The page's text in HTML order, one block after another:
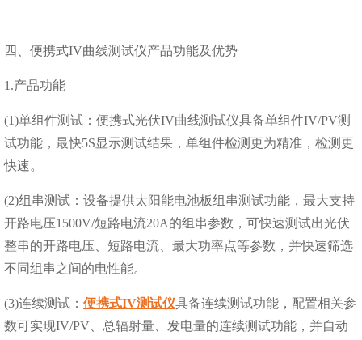
四、便携式IV曲线测试仪产品功能及优势
1.产品功能
(1)单组件测试：便携式光伏IV曲线测试仪具备单组件IV/PV测
试功能，最快5S显示测试结果，单组件检测更为精准，检测更
快速。
(2)组串测试：设备提供太阳能电池板组串测试功能，最大支持
开路电压1500V/短路电流20A的组串参数，可快速测试出光伏
整串的开路电压、短路电流、最大功率点等参数，并快速筛选
不同组串之间的电性能。
(3)连续测试： 便携式IV测试仪具备连续测试功能，配置相关参
数可实现IV/PV、总辐射量、发电量的连续测试功能，并自动